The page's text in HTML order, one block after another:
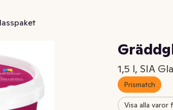
1,5 l, SIA
Prismatch
Visa alla varor